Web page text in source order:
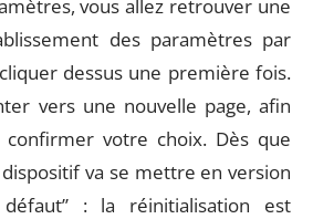
vous allez retrouver une
des paramètres par
dessus une première fois.
vers une nouvelle page, afin
confirmer votre choix. Dès que
va se mettre en version
défaut’’ : la réinitialisation est